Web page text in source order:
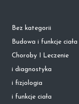
Bez kategorii
Budowa i funkcje ciała
Choroby I Leczenie
i diagnostyka
i fizjologia
i funkcje ciała